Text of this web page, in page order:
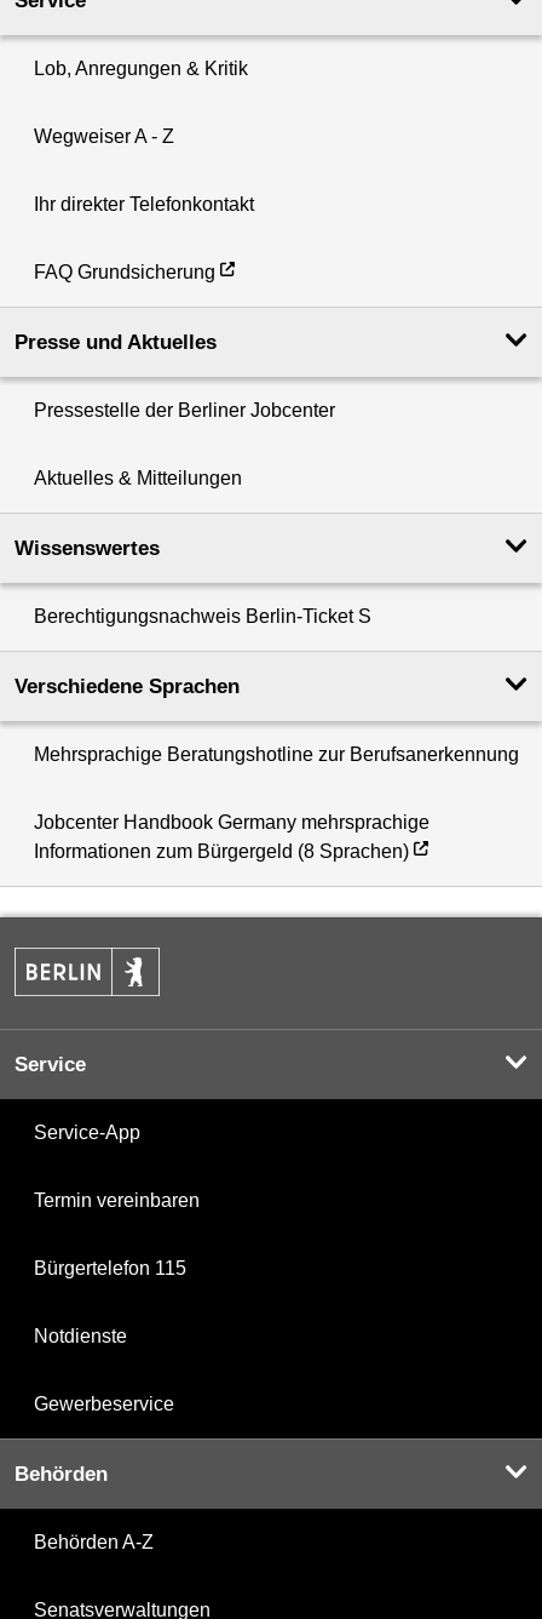
Lob, Anregungen & Kritik
Wegweiser A - Z
Ihr direkter Telefonkontakt
FAQ Grundsicherung
Presse und Aktuelles
Pressestelle der Berliner Jobcenter
Aktuelles & Mitteilungen
Wissenswertes
Berechtigungsnachweis Berlin-Ticket S
Verschiedene Sprachen
Mehrsprachige Beratungshotline zur Berufsanerkennung
Jobcenter Handbook Germany mehrsprachige
Informationen zum Bürgergeld (8 Sprachen)
Service
Service-App
Termin vereinbaren
Bürgertelefon 115
Notdienste
Gewerbeservice
Behörden
Behörden A-Z
Senatsverwaltungen